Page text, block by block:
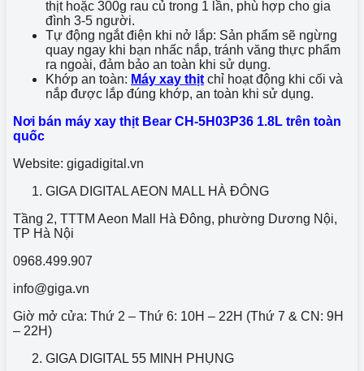
thịt hoặc 300g rau củ trong 1 lần, phù hợp cho gia
đình 3-5 người.
Tự động ngắt điện khi nở lắp: Sản phẩm sẽ ngừng
quay ngay khi bạn nhấc nắp, tránh văng thực phẩm
ra ngoài, đảm bảo an toàn khi sử dụng.
Khớp an toàn: Máy xay thịt chỉ hoạt động khi cối và
nắp được lắp đúng khớp, an toàn khi sử dụng.
Nơi bán máy xay thịt Bear CH-5H03P36 1.8L trên toàn
quốc
Website: gigadigital.vn
GIGA DIGITAL AEON MALL HÀ ĐÔNG
Tầng 2, TTTM Aeon Mall Hà Đông, phường Dương Nội,
TP Hà Nội
0968.499.907
info@giga.vn
Giờ mở cửa: Thứ 2 – Thứ 6: 10H – 22H (Thứ 7 & CN: 9H
– 22H)
GIGA DIGITAL 55 MINH PHỤNG